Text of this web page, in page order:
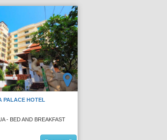
PALACE HOTEL
- BED AND BREAKFAST